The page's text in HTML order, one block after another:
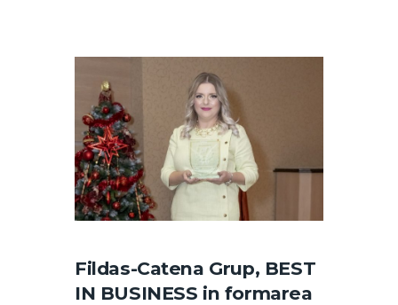
Fildas-Catena Grup, BEST
IN BUSINESS in formarea